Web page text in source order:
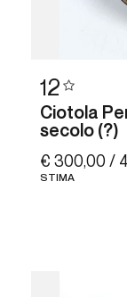
12
Ciotola
secolo (?)
€ 300,00 /
STIMA